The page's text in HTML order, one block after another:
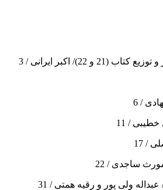
22)/ اکبر ایرانی / 3
/ 6
/ 11
/ 17
ساجدی / 22
ولی پور و رقیه همتی / 31